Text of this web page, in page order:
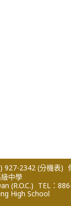
927-2342 (分機表)
中學
(R.O.C.) TEL：
High School